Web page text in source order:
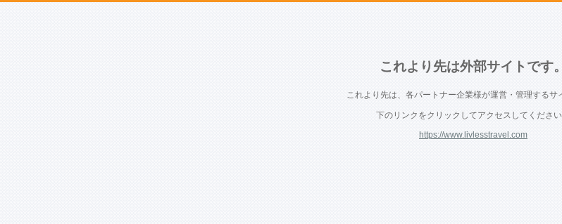
これより先は外部サイトです。
これより先は、各パートナー企業様が運営・管理するサ
下のリンクをクリックしてアクセスしてください
https://www.livlesstravel.com